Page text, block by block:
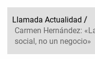
Llamada Actualidad /
Carmen Hernández:
social, no un negocio»